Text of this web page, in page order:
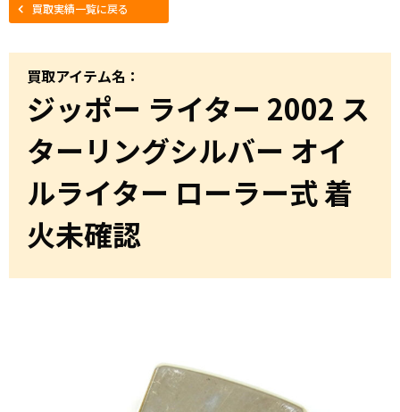
買取実績一覧に戻る
買取アイテム名：
ジッポー ライター 2002 ス
ターリングシルバー オイ
ルライター ローラー式 着
火未確認